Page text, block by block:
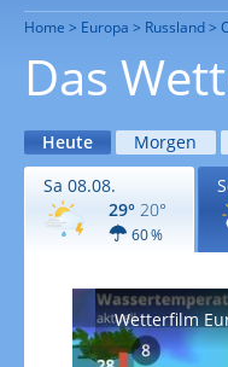
Home Europa Russland
Das
Heute Morgen
Sa 08.08.
29° 20°
60 %
Wetterfilm